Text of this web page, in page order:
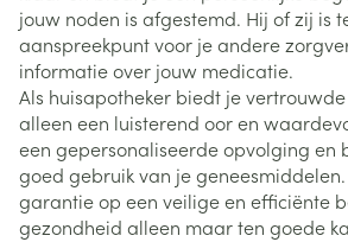
jouw noden is afgestemd. Hij of zij is
aanspreekpunt voor je andere
informatie over jouw medicatie.
Als huisapotheker biedt je
alleen een luisterend oor en
een gepersonaliseerde opvolging en
goed gebruik van je
garantie op een veilige en efficiënte
gezondheid alleen maar ten goede